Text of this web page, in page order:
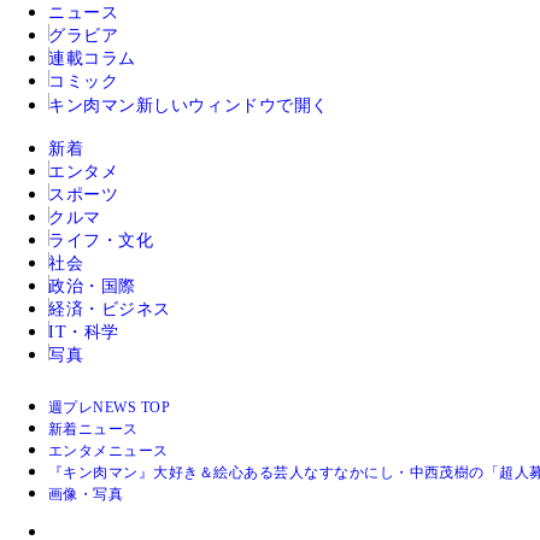
ニュース
グラビア
連載コラム
コミック
キン肉マン 新しいウィンドウで開く
新着
エンタメ
スポーツ
クルマ
ライフ・文化
社会
政治・国際
経済・ビジネス
IT・科学
写真
週プレNEWS TOP
新着ニュース
エンタメニュース
『キン肉マン』大好き＆絵心ある芸人なすなかにし・中西茂樹の「超人
画像・写真